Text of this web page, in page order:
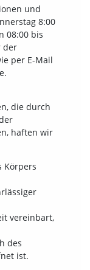
und
8:00
08:00 bis
der
per E-Mail
die durch
haften wir
Körpers
vereinbart,
des
ist.